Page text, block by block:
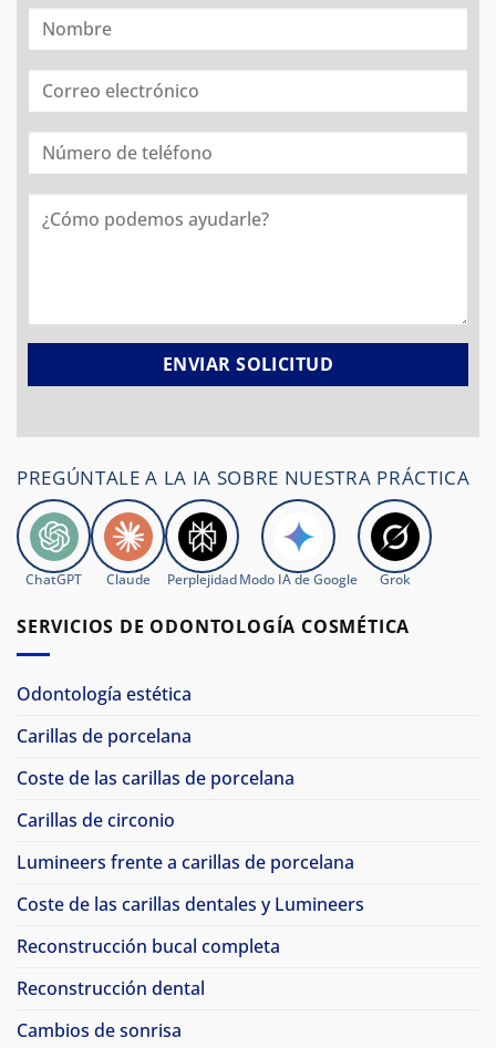
PREGÚNTALE A LA IA SOBRE NUESTRA PRÁCTICA
ChatGPT Claude Perplejidad Modo IA de Google Grok
SERVICIOS DE ODONTOLOGÍA COSMÉTICA
Odontología estética
Carillas de porcelana
Coste de las carillas de porcelana
Carillas de circonio
Lumineers frente a carillas de porcelana
Coste de las carillas dentales y Lumineers
Reconstrucción bucal completa
Reconstrucción dental
Cambios de sonrisa